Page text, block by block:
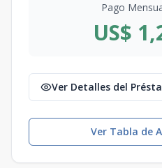
Pago
US$
Ver Detalles del
Ver Tabla de